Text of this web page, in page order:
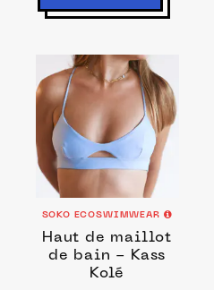
SOKO ECOSWIMWEAR
Haut de maillot
de bain - Kass
Kolé